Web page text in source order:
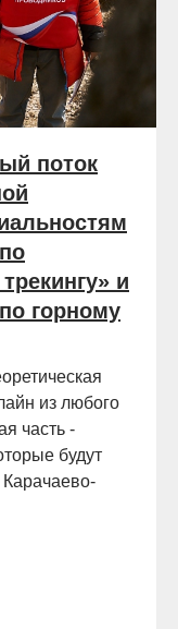
поток
и
горному
из любого
часть -
будут
Карачаево-